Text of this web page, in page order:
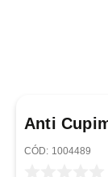
Anti
: 1004489